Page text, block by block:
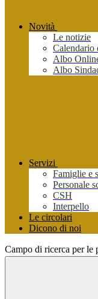
Novità
Le notizie
Calendario
Albo
Albo
Servizi
Famiglie e
Personale
CSH
Interpello
Le circolari
Dicono di noi
Campo di ricerca per le